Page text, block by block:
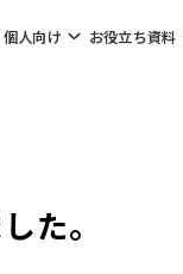
個人向け お役立ち資料
た。